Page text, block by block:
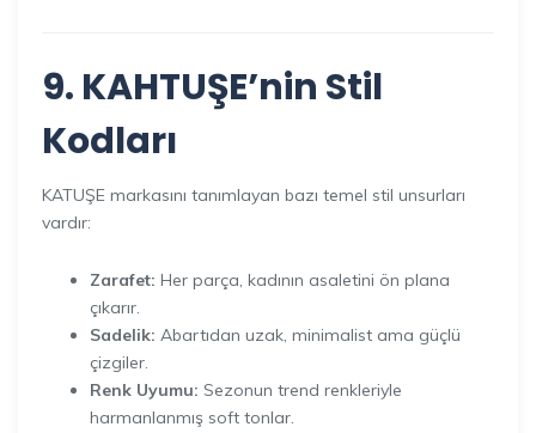
9. KAHTUŞE’nin Stil
Kodları
KATUŞE markasını tanımlayan bazı temel stil unsurları
vardır:
Zarafet: Her parça, kadının asaletini ön plana
çıkarır.
Sadelik: Abartıdan uzak, minimalist ama güçlü
çizgiler.
Renk Uyumu: Sezonun trend renkleriyle
harmanlanmış soft tonlar.